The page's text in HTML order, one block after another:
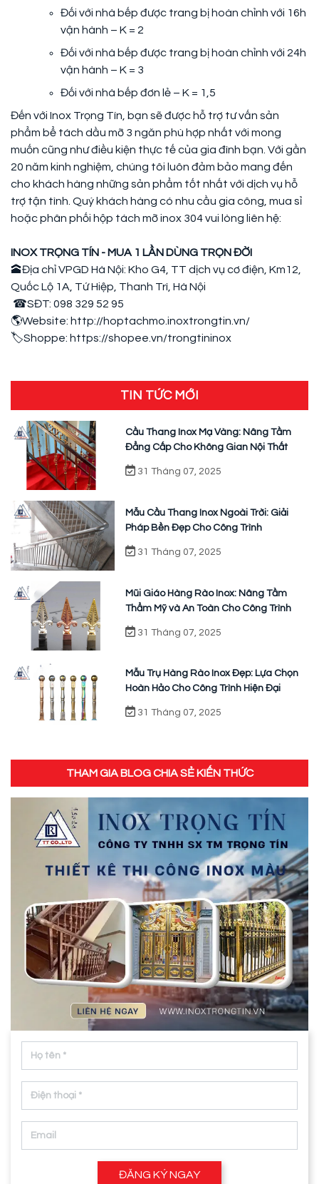
Đối với nhà bếp được trang bị hoàn chỉnh với 16h
vận hành – K = 2
Đối với nhà bếp được trang bị hoàn chỉnh với 24h
vận hành – K = 3
Đối với nhà bếp đơn lẻ – K = 1,5
Đến với Inox Trọng Tín, bạn sẽ được hỗ trợ tư vấn sản
phẩm bể tách dầu mỡ 3 ngăn phù hợp nhất với mong
muốn cũng như điều kiện thực tế của gia đình bạn. Với gần
20 năm kinh nghiệm, chúng tôi luôn đảm bảo mang đến
cho khách hàng những sản phẩm tốt nhất với dịch vụ hỗ
trợ tận tình. Quý khách hàng có nhu cầu gia công, mua sỉ
hoặc phân phối hộp tách mỡ inox 304 vui lòng liên hệ:
INOX TRỌNG TÍN - MUA 1 LẦN DÙNG TRỌN ĐỜI
🕋Địa chỉ VPGD Hà Nội: Kho G4, TT dịch vụ cơ điện, Km12,
Quốc Lộ 1A, Tứ Hiệp, Thanh Trì, Hà Nội
☎SĐT: 098 329 52 95
🌎Website: http://hoptachmo.inoxtrongtin.vn/
🏷Shoppe: https://shopee.vn/trongtininox
TIN TỨC MỚI
Cầu Thang Inox Mạ Vàng: Nâng Tầm
Đẳng Cấp Cho Không Gian Nội Thất
31 Tháng 07, 2025
Mẫu Cầu Thang Inox Ngoài Trời: Giải
Pháp Bền Đẹp Cho Công Trình
31 Tháng 07, 2025
Mũi Giáo Hàng Rào Inox: Nâng Tầm
Thẩm Mỹ và An Toàn Cho Công Trình
31 Tháng 07, 2025
Mẫu Trụ Hàng Rào Inox Đẹp: Lựa Chọn
Hoàn Hảo Cho Công Trình Hiện Đại
31 Tháng 07, 2025
THAM GIA BLOG CHIA SẺ KIẾN THỨC
ĐĂNG KÝ NGAY